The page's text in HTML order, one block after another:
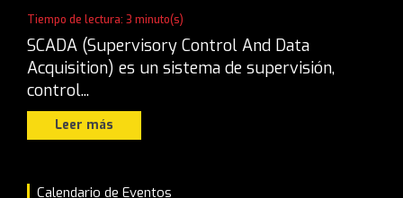
Tiempo de lectura: 3 minuto(s)
SCADA (Supervisory Control And Data
Acquisition) es un sistema de supervisión,
control...
Leer más
Calendario de Eventos